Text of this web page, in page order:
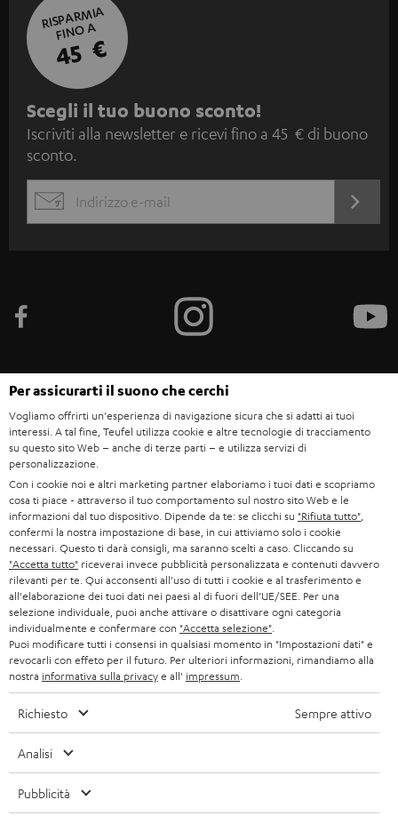
RISPARMIA
FINO A
45 €
I
s
c
i
n
a
l
l
a
n
e
w
s
l
e
t
t
e
r
Scegli il tuo buono sconto!
Iscriviti alla newsletter e ricevi fino a 45 € di buono
sconto.
EMAIL
ORA
Categorie
SET COMPLETI
SOUNDBAR
STEREO
SMART HOME
BLUETOOTH
CUFFIE
CUFFIE BLUETOOTH
ULTIMA
Azienda
ASSISTENZA
CARRIERA
STAMPA
B2B
BLOG
NEWSLETTER
NEGOZI
VANTAGGI TEUFEL
LA NOSTRA STORIA
Negozi Teufel online
GERMANIA
AUSTRIA
SVIZZERA
PAESI BASSI
FRANCIA
Per assicurarti il suono che cerchi
Vogliamo offrirti un'esperienza di navigazione sicura che si adatti ai tuoi
interessi. A tal fine, Teufel utilizza cookie e altre tecnologie di tracciamento
su questo sito Web – anche di terze parti – e utilizza servizi di
personalizzazione.
Con i cookie noi e altri marketing partner elaboriamo i tuoi dati e scopriamo
cosa ti piace - attraverso il tuo comportamento sul nostro sito Web e le
informazioni dal tuo dispositivo. Dipende da te: se clicchi su "Rifiuta tutto"
confermi la nostra impostazione di base, in cui attiviamo solo i cookie
necessari. Questo ti darà consigli, ma saranno scelti a caso. Cliccando su
"Accetta tutto" riceverai invece pubblicità personalizzata e contenuti davvero
rilevanti per te. Qui acconsenti all'uso di tutti i cookie e al trasferimento e
all'elaborazione dei tuoi dati nei paesi al di fuori dell’UE/SEE. Per una
selezione individuale, puoi anche attivare o disattivare ogni categoria
individualmente e confermare con "Accetta selezione"
Puoi modificare tutti i consensi in qualsiasi momento in "Impostazioni dati" e
revocarli con effeto per il futuro. Per ulteriori informazioni, rimandiamo alla
nostra informativa sulla privacye all' impressum
Richiesto Sempre attivo
Analisi
Pubblicità